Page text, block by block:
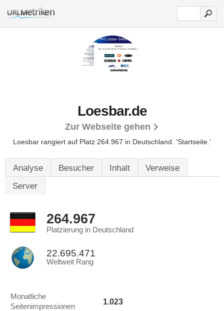
Loesbar.de
Zur Webseite gehen
Loesbar rangiert auf Platz 264.967 in Deutschland. 'Startseite.'
Analyse Besucher Inhalt
Verweise
Server
264.967
Platzierung in Deutschland
22.695.471
Weltweit Rang
Monatliche
Seitenimpressionen
1.023